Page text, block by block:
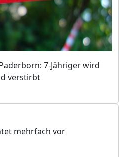
7-Jähriger wird
verstirbt
mehrfach vor